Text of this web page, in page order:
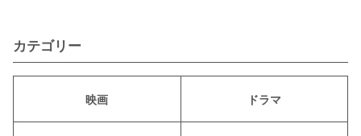
カテゴリー
映画 ドラマ